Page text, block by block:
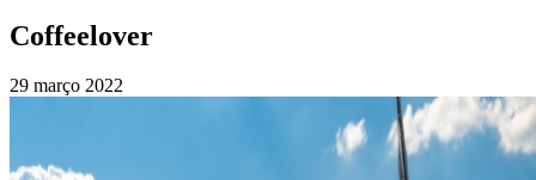
Coffeelover
29 março 2022